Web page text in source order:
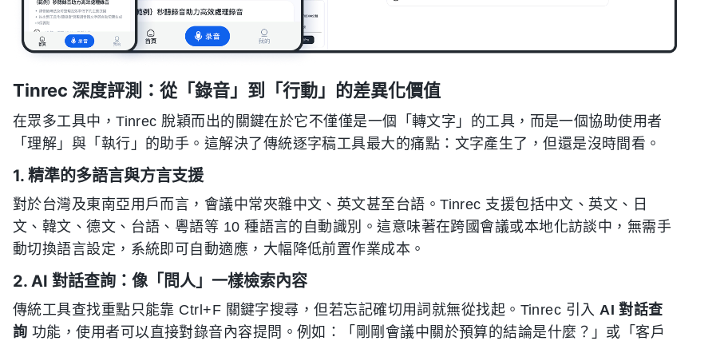
Tinrec 深度評測：從「錄音」到「行動」的差異化價值
在眾多工具中，Tinrec 脫穎而出的關鍵在於它不僅僅是一個「轉文字」的工具，而是一個協助使用者
「理解」與「執行」的助手。這解決了傳統逐字稿工具最大的痛點：文字產生了，但還是沒時間看。
1. 精準的多語言與方言支援
對於台灣及東南亞用戶而言，會議中常夾雜中文、英文甚至台語。Tinrec 支援包括中文、英文、日
文、韓文、德文、台語、粵語等 10 種語言的自動識別。這意味著在跨國會議或本地化訪談中，無需手
動切換語言設定，系統即可自動適應，大幅降低前置作業成本。
2. AI 對話查詢：像「問人」一樣檢索內容
傳統工具查找重點只能靠 Ctrl+F 關鍵字搜尋，但若忘記確切用詞就無從找起。Tinrec 引入 AI 對話查
詢 功能，使用者可以直接對錄音內容提問。例如：「剛剛會議中關於預算的結論是什麼？」或「客戶